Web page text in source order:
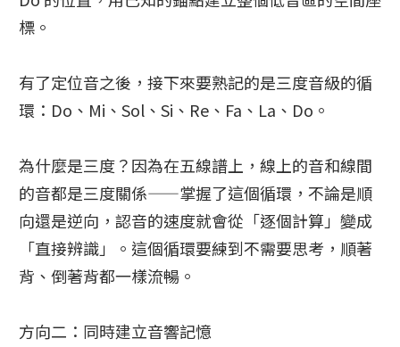
標。
有了定位音之後，接下來要熟記的是三度音級的循
環：Do、Mi、Sol、Si、Re、Fa、La、Do。
為什麼是三度？因為在五線譜上，線上的音和線間
的音都是三度關係——掌握了這個循環，不論是順
向還是逆向，認音的速度就會從「逐個計算」變成
「直接辨識」。這個循環要練到不需要思考，順著
背、倒著背都一樣流暢。
方向二：同時建立音響記憶